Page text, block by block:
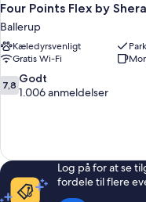
Four Points Flex by
Ballerup
Kæledyrsvenligt
Gratis Wi-Fi
7.8
ud
1.006
anmeldelser
7,8 Godt
1.006 anmeldelser
Log på for at se
fordele til flere